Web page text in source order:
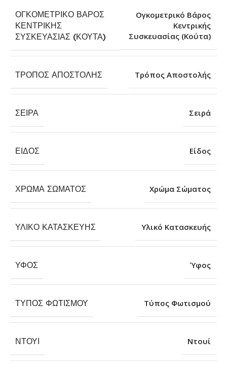
ΟΓΚΟΜΕΤΡΙΚΌ ΒΆΡΟΣ
ΚΕΝΤΡΙΚΉΣ
ΣΥΣΚΕΥΑΣΊΑΣ (ΚΟΎΤΑ)
Ογκομετρικό Βάρος
Κεντρικής
Συσκευασίας (Κούτα)
ΤΡΌΠΟΣ ΑΠΟΣΤΟΛΉΣ Τρόπος Αποστολής
ΣΕΙΡΆ Σειρά
ΕΊΔΟΣ Είδος
ΧΡΏΜΑ ΣΏΜΑΤΟΣ Χρώμα Σώματος
ΥΛΙΚΌ ΚΑΤΑΣΚΕΥΉΣ Υλικό Κατασκευής
ΎΦΟΣ Ύφος
ΤΎΠΟΣ ΦΩΤΙΣΜΟΎ Τύπος Φωτισμού
ΝΤΟΥΊ Ντουί